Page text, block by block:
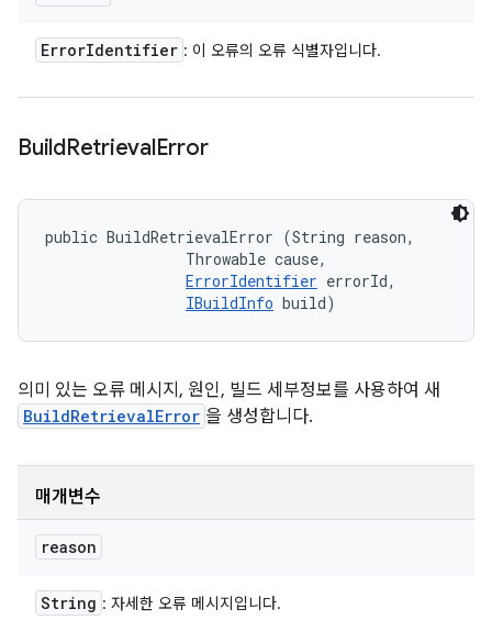
ErrorIdentifier : 이 오류의 오류 식별자입니다.
BuildRetrievalError
public BuildRetrievalError (String reason,
                Throwable cause,
ErrorIdentifier errorId,
IBuildInfo build)
의미 있는 오류 메시지, 원인, 빌드 세부정보를 사용하여 새
BuildRetrievalError 을 생성합니다.
매개변수
reason
String : 자세한 오류 메시지입니다.